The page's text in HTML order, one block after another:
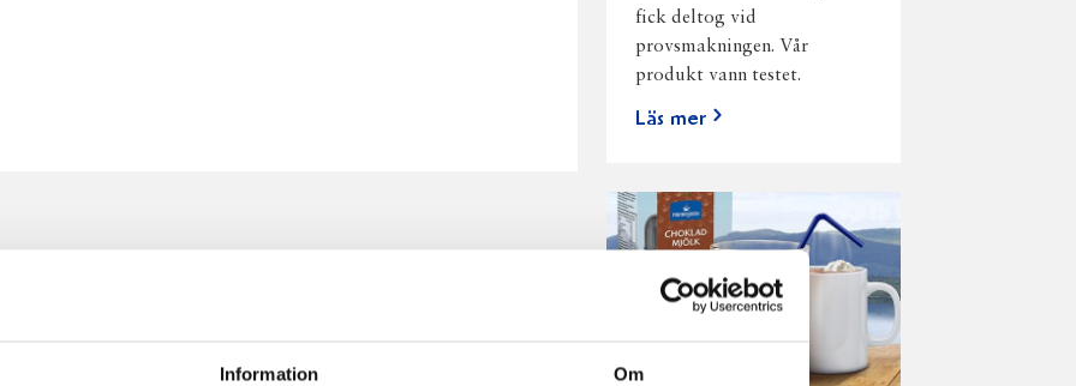
Information Om
fick deltog vid
provsmakningen. Vår
produkt vann testet.
Läs mer